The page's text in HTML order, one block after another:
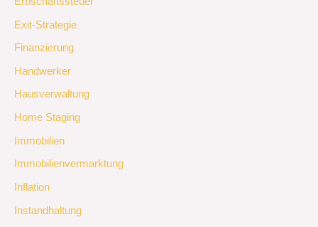
Exit-Strategie
Finanzierung
Handwerker
Hausverwaltung
Home Staging
Immobilien
Immobilienvermarktung
Inflation
Instandhaltung